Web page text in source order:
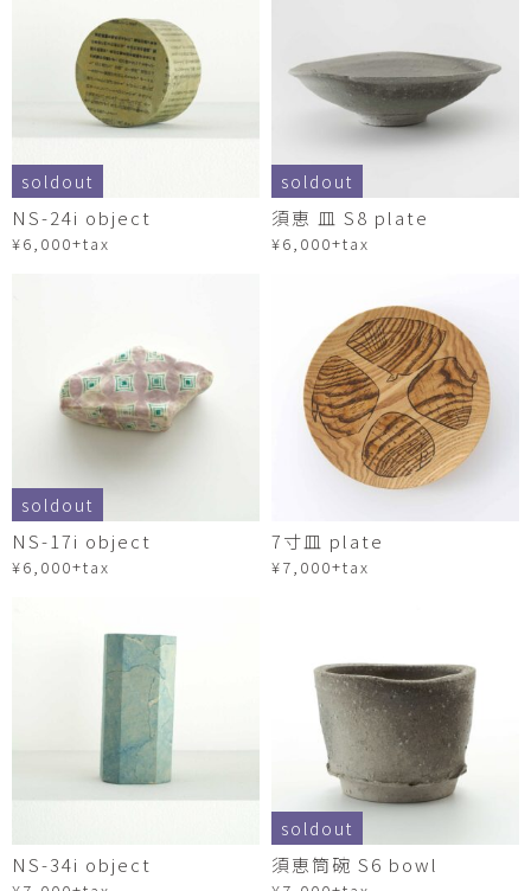
soldout
NS-24i object
¥6,000+tax
soldout
須恵 皿 S8 plate
¥6,000+tax
soldout
NS-17i object
¥6,000+tax
7寸皿 plate
¥7,000+tax
NS-34i object
soldout
須恵筒碗 S6 bowl